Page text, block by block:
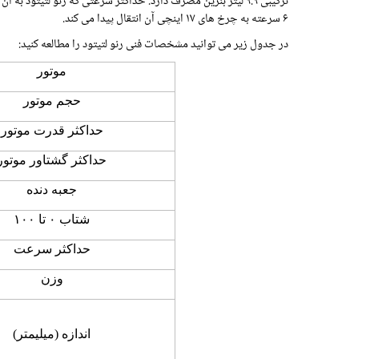
۶ سرعته به چرخ های ۱۷ اینچی آن انتقال پیدا می کند.
در جدول زیر می توانید مشخصات فنی رنو لتیتود را مطالعه کنید:
موتور
حجم موتور
حداکثر قدرت موتور
حداکثر گشتاور موتور
جعبه دنده
شتاب تا
حداکثر سرعت
وزن
اندازه (میلیمتر)